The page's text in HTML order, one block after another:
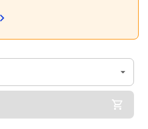
(Optionnel)